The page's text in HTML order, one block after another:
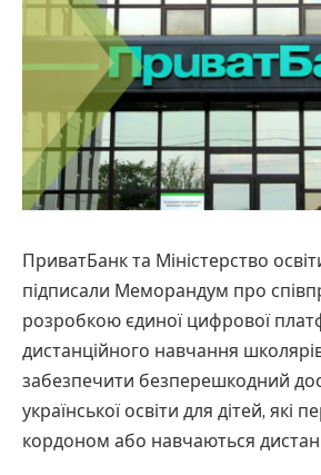
ПриватБанк та Міністерство
підписали Меморандум про
розробкою єдиної цифрової
дистанційного навчання
забезпечити безперешкодний
української освіти для дітей, які
кордоном або навчаються